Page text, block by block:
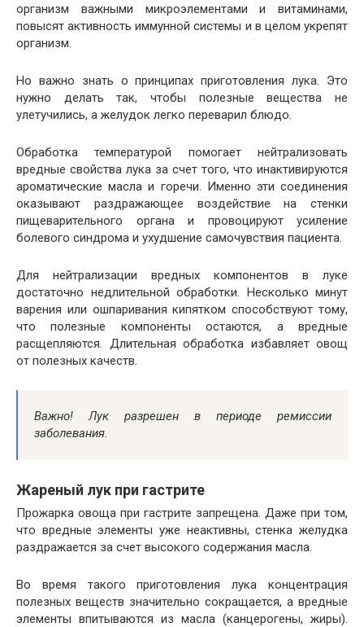
организм важными микроэлементами и витаминами,
повысят активность иммунной системы и в целом укрепят
организм.
Но важно знать о принципах приготовления лука. Это
нужно делать так, чтобы полезные вещества не
улетучились, а желудок легко переварил блюдо.
Обработка температурой помогает нейтрализовать
вредные свойства лука за счет того, что инактивируются
ароматические масла и горечи. Именно эти соединения
оказывают раздражающее воздействие на стенки
пищеварительного органа и провоцируют усиление
болевого синдрома и ухудшение самочувствия пациента.
Для нейтрализации вредных компонентов в луке
достаточно недлительной обработки. Несколько минут
варения или ошпаривания кипятком способствуют тому,
что полезные компоненты остаются, а вредные
расщепляются. Длительная обработка избавляет овощ
от полезных качеств.
Важно! Лук разрешен в периоде ремиссии
заболевания.
Жареный лук при гастрите
Прожарка овоща при гастрите запрещена. Даже при том,
что вредные элементы уже неактивны, стенка желудка
раздражается за счет высокого содержания масла.
Во время такого приготовления лука концентрация
полезных веществ значительно сокращается, а вредные
элементы впитываются из масла (канцерогены, жиры).